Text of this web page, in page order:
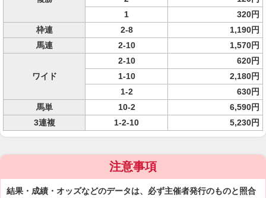
1
320円
枠連
2-8
1,190円
馬連
2-10 1,570円
ワイド
2-10
620円
1-10
2,180円
1-2
630円
馬単
10-2
6,590円
3連複
1-2-10 5,230円
注意事項
結果・成績・オッズなどのデータは、必ず主催者発行のものと照合